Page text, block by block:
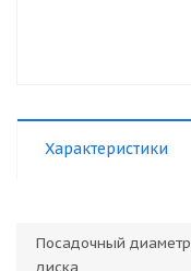
Характеристики
Посадочный диаметр
диска